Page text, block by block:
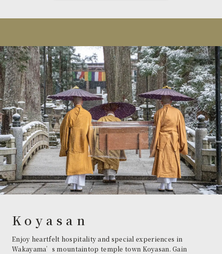
Koyasan
Enjoy heartfelt hospitality and special experiences in
Wakayama’s mountaintop temple town Koyasan. Gain